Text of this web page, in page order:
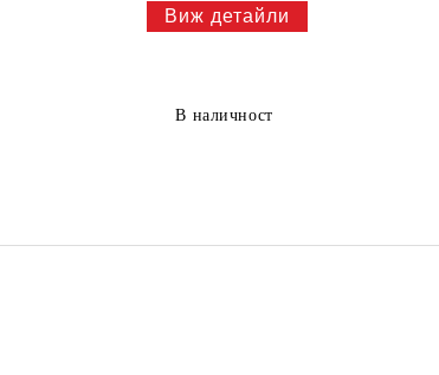
Виж детайли
В наличност